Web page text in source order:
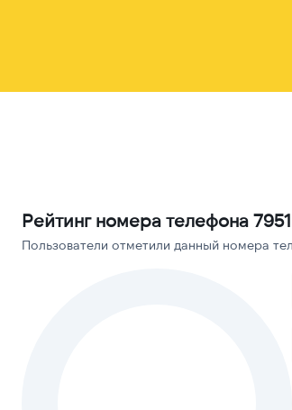
Рейтинг номера телефона
Пользователи отметили данный номера